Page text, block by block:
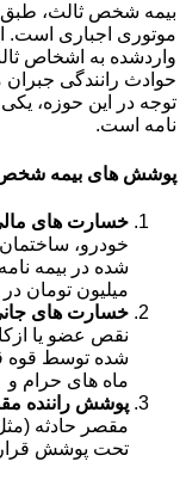
بیمه شخص ثالث، طبق
موتوری اجباری است.
واردشده به اشخاص
حوادث رانندگی
توجه در این حوزه،
نامه است.
پوشش های بیمه شخص
خسارت های
خودرو،
میلیون تومان در
خسارت های
نقص عضو یا
ماه های حرام و ۹۰۰ میلیون تومان در ماه های عادی).
پوشش راننده
مقصر حادثه
تحت پوشش